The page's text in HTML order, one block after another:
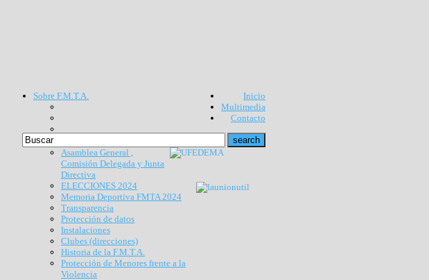
Inicio
Multimedia
Contacto
Sobre F.M.T.A.
Asamblea General ,
Comisión Delegada y Junta
Directiva
ELECCIONES 2024
Memoria Deportiva FMTA 2024
Transparencia
Protección de datos
Instalaciones
Clubes (direcciones)
Historia de la F.M.T.A.
Protección de Menores frente a la
Violencia